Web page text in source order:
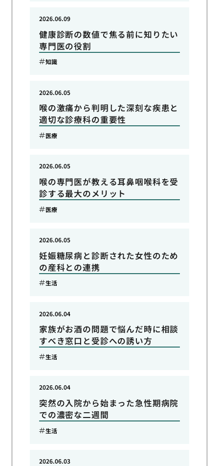
健康診断の数値で焦る前に知りたい
専門医の役割
2026.06.09
知識
喉の激痛から判明した深刻な疾患と
適切な診療科の重要性
2026.06.05
医療
喉の専門医が教える耳鼻咽喉科を受
診する最大のメリット
2026.06.05
医療
妊娠糖尿病と診断された女性のため
の産科との連携
2026.06.05
生活
家族がお酒の問題で悩んだ時に相談
すべき窓口と受診への誘い方
2026.06.04
生活
突然の入院から始まった急性期病院
での濃密な二週間
2026.06.04
生活
2026.06.03